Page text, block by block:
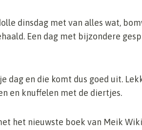
dinsdag met van alles wat,
Een dag met bijzondere
dag en die komt dus goed uit.
en knuffelen met de diertjes.
het nieuwste boek van Meik